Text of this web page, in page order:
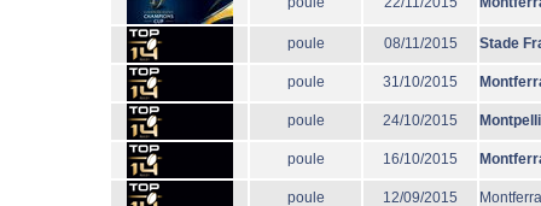
poule 08/11/2015 Stade
poule 31/10/2015
poule 24/10/2015
poule 16/10/2015
poule 12/09/2015